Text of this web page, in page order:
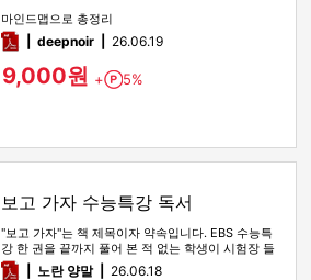
마인드맵으로 총정리
pdfdeepnoir 26.06.19
9,000원 + Point
5%
보고 가자 수능특강 독서
"보고 가자"는 책 제목이자 약속입니다. EBS 수능특
강 한 권을 끝까지 풀어 본 적 없는 학생이 시험장 들
어가기 전 마지막…
pdf노란 양말 26.06.18